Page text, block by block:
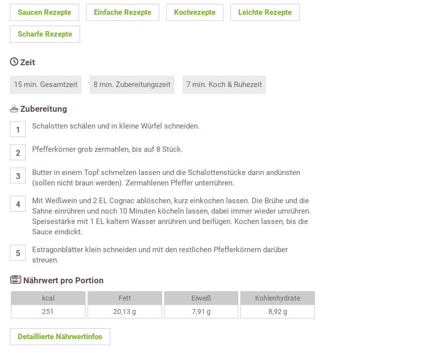
Saucen Rezepte Einfache Rezepte Kochrezepte Leichte Rezepte
Scharfe Rezepte
Zeit
15 min. Gesamtzeit 8 min. Zubereitungszeit 7 min. Koch & Ruhezeit
Zubereitung
Schalotten schälen und in kleine Würfel schneiden.
Pfefferkörner grob zermahlen, bis auf 8 Stück.
Butter in einem Topf schmelzen lassen und die Schalottenstücke darin andünsten
(sollen nicht braun werden). Zermahlenen Pfeffer unterrühren.
Mit Weißwein und 2 EL Cognac ablöschen, kurz einkochen lassen. Die Brühe und die
Sahne einrühren und noch 10 Minuten köcheln lassen, dabei immer wieder umrühren.
Speisestärke mit 1 EL kaltem Wasser anrühren und beifügen. Kochen lassen, bis die
Sauce eindickt.
Estragonblätter klein schneiden und mit den restlichen Pfefferkörnern darüber
streuen.
Nährwert pro Portion
kcal
251
Fett
20,13 g
Eiweiß
7,91 g
Kohlenhydrate
8,92 g
Detaillierte Nährwertinfos